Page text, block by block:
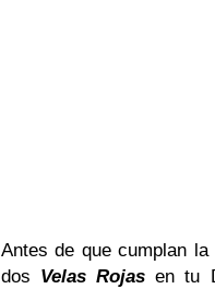
Antes de que cumplan
dos Velas Rojas en tu